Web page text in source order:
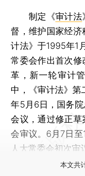
制定《审计法
督，维护国家经
计法》于1995年1
常委会作出首次
革，新一轮审计
中，《审计法》第
年5月6日，国务
会议，通过修正
会审议。6月7日
人大常委会初次审
本文共